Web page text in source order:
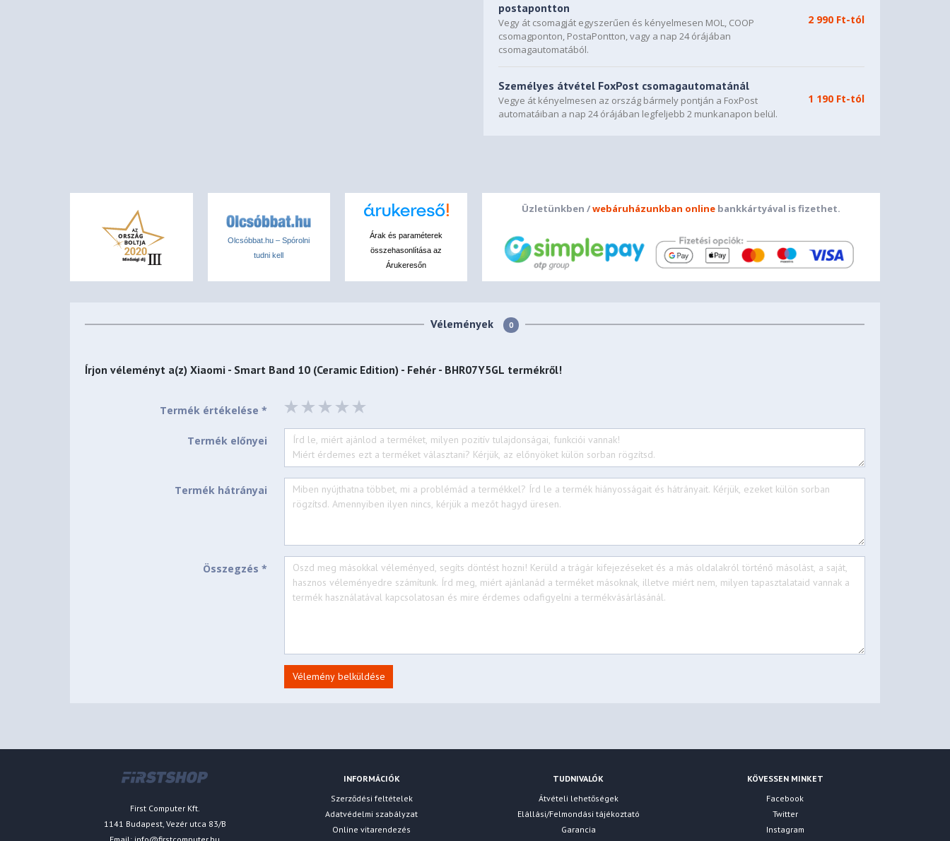
postapontton
Vegy át csomagját egyszerűen és kényelmesen MOL, COOP
csomagponton, PostaPontton, vagy a nap 24 órájában
csomagautomatából.
2 990 Ft-tól
Személyes átvétel FoxPost csomagautomatánál
Vegye át kényelmesen az ország bármely pontján a FoxPost
automatáiban a nap 24 órájában legfeljebb 2 munkanapon belül.
1 190 Ft-tól
Olcsóbbat.hu – Spórolni
tudni kell
Árak és paraméterek
összehasonlítása az
Árukeresőn
Üzletünkben /webáruházunkban online bankkártyával is fizethet.
Vélemények 0
Írjon véleményt a(z)Xiaomi - Smart Band 10 (Ceramic Edition) - Fehér - BHR07Y5GL termékről!
Termék értékelése *
Termék előnyei
Termék hátrányai
Összegzés *
Vélemény belküldése
First Computer Kft.
1141 Budapest, Vezér utca 83/B
INFORMÁCIÓK
Szerződési feltételek
Adatvédelmi szabályzat
Online vitarendezés
TUDNIVALÓK
Átvételi lehetőségek
Elállási/Felmondási tájékoztató
Garancia
KÖVESSEN MINKET
Facebook
Twitter
Instagram